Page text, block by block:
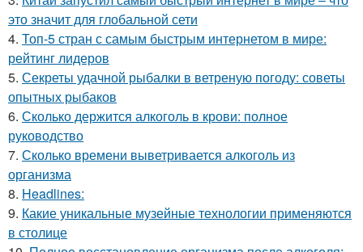
это значит для глобальной сети
4. Топ-5 стран с самым быстрым интернетом в мире:
рейтинг лидеров
5. Секреты удачной рыбалки в ветреную погоду: советы
опытных рыбаков
6. Сколько держится алкоголь в крови: полное
руководство
7. Сколько времени выветривается алкоголь из
организма
8. Headlines:
9. Какие уникальные музейные технологии применяются
в столице